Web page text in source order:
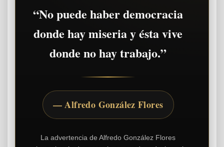
“No puede haber democracia
donde hay miseria y ésta vive
donde no hay trabajo.”
— Alfredo González Flores
La advertencia de Alfredo González Flores